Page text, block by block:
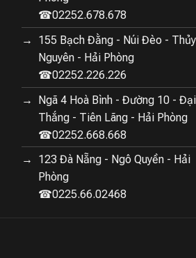
cho bạn và gia đình trong những ngày
mỹ cho không gian sống.
☎02252.678.678
155 Bạch Đằng - Núi Đèo - Thủy
Nguyên - Hải Phòng
☎02252.226.226
Ngã 4 Hoà Bình - Đường 10 - Đại
Thắng - Tiên Lãng - Hải Phòng
☎02252.668.668
123 Đà Nẵng - Ngô Quyền - Hải
Phòng
☎0225.66.02468